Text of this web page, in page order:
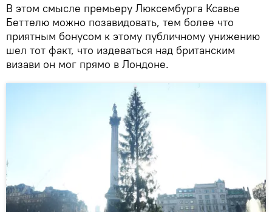
В этом смысле премьеру Люксембурга Ксавье
Беттелю можно позавидовать, тем более что
приятным бонусом к этому публичному унижению
шел тот факт, что издеваться над британским
визави он мог прямо в Лондоне.